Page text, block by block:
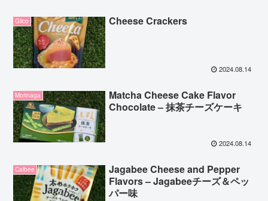
Glico Cheese Crackers
2024.08.14
Morinaga
Matcha Cheese Cake Flavor
Chocolate – 抹茶チーズケーキ
2024.08.14
Calbee
Jagabee Cheese and Pepper
Flavors – Jagabeeチーズ＆ペッ
パー味